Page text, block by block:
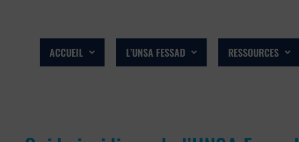
ACCUEIL L’UNSA FESSAD RESSOURCES